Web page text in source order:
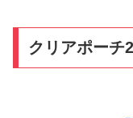
クリアポーチ